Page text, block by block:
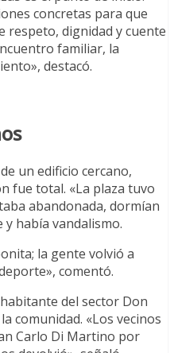
concretas para que
respeto, dignidad y cuente
familiar, la
destacó.
un edificio cercano,
fue total. «La plaza tuvo
abandonada, dormían
había vandalismo.
la gente volvió a
comentó.
del sector Don
comunidad. «Los vecinos
Carlo Di Martino por